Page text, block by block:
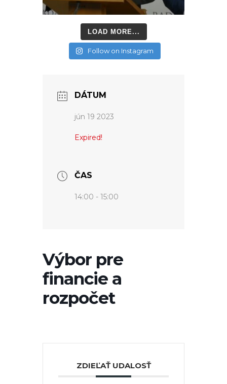
LOAD MORE...
Follow on Instagram
DÁTUM
jún 19 2023
Expired!
ČAS
14:00 - 15:00
Výbor pre
financie a
rozpočet
ZDIEĽAŤ UDALOSŤ